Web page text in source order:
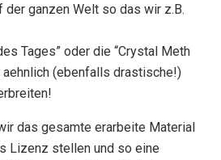
der ganzen Welt so das wir z.B.
Tages” oder die “Crystal Meth
aehnlich (ebenfalls drastische!)
das gesamte erarbeite Material
Lizenz stellen und so eine